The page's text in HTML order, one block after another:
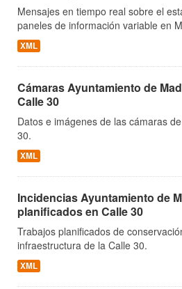
Mensajes en tiempo real sobre el
paneles de información variable en
XML
Cámaras Ayuntamiento de
Calle 30
Datos e imágenes de las cámaras
30.
XML
Incidencias Ayuntamiento de
planificados en Calle 30
Trabajos planificados de
infraestructura de la Calle 30.
XML